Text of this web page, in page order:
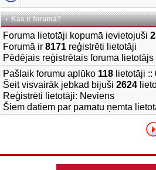
Kas ir forumā?
Foruma lietotāji kopumā ievietojuši
Forumā ir 8171 reģistrēti lietotāji
Pēdējais reģistrētais foruma lietotājs
Pašlaik forumu aplūko 118 lietotāji
Šeit visvairāk jebkad bijuši 2624
Reģistrēti lietotāji: Neviens
Šiem datiem par pamatu ņemta